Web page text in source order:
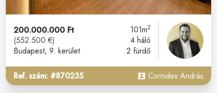
200.000.000 Ft
(552.500 €)
Budapest, 9. kerület
101m2
4 háló
2 fürdő
Ref. szám: #870235 Cornides András